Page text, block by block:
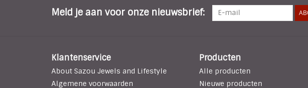
Meld je aan voor onze nieuwsbrief:
Klantenservice
About Sazou Jewels and Lifestyle
Algemene voorwaarden
Producten
Alle producten
Nieuwe producten